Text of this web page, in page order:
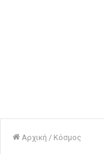
Αρχική / Κόσμος